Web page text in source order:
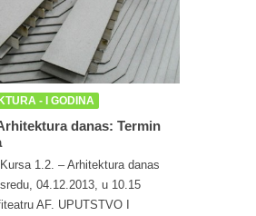
- I GODINA
danas: Termin
1.2. – Arhitektura danas
04.12.2013, u 10.15
AF. UPUTSTVO I